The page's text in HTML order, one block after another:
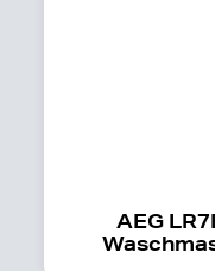
AEG